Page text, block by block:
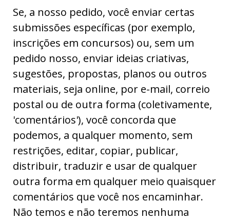
Se, a nosso pedido, você enviar certas
submissões específicas (por exemplo,
inscrições em concursos) ou, sem um
pedido nosso, enviar ideias criativas,
sugestões, propostas, planos ou outros
materiais, seja online, por e-mail, correio
postal ou de outra forma (coletivamente,
'comentários'), você concorda que
podemos, a qualquer momento, sem
restrições, editar, copiar, publicar,
distribuir, traduzir e usar de qualquer
outra forma em qualquer meio quaisquer
comentários que você nos encaminhar.
Não temos e não teremos nenhuma